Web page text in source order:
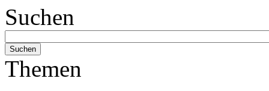
Suchen
Themen